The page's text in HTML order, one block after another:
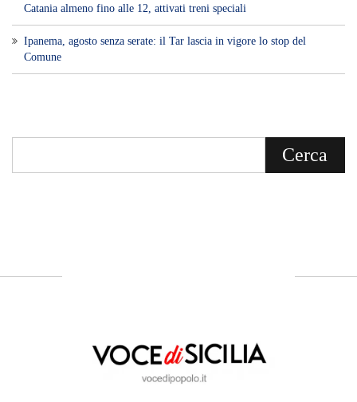
Catania almeno fino alle 12, attivati treni speciali
Ipanema, agosto senza serate: il Tar lascia in vigore lo stop del
Comune